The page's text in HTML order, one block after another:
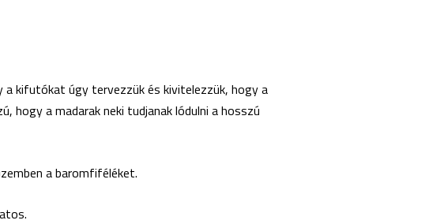
kifutókat úgy tervezzük és kivitelezzük, hogy a
hogy a madarak neki tudjanak lódulni a hosszú
a baromfiféléket.